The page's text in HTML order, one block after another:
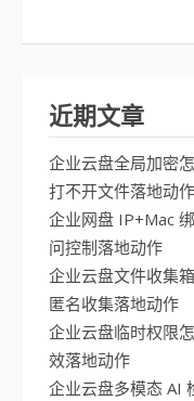
近期文章
企业云盘全局加密
打不开文件落地动作
企业网盘 IP+Mac
问控制落地动作
企业云盘文件收集
匿名收集落地动作
企业云盘临时权限
效落地动作
企业云盘多模态 AI